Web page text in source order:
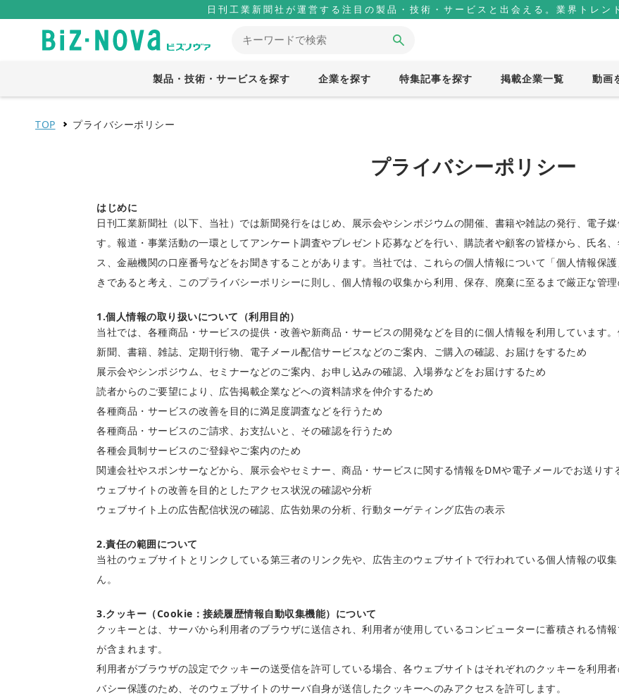
日刊工業新聞社が運営する注目の製品・技術・サービスと出会える。業界トレン
製品・技術・サービスを探す 企業を探す 特集記事を探す 掲載企業一覧 動画
TOP プライバシーポリシー
プライバシーポリシー
はじめに
日刊工業新聞社（以下、当社）では新聞発行をはじめ、展示会やシンポジウムの開催、書籍や雑誌の発行、電子
す。報道・事業活動の一環としてアンケート調査やプレゼント応募などを行い、購読者や顧客の皆様から、氏名
ス、金融機関の口座番号などをお聞きすることがあります。当社では、これらの個人情報について「個人情報保
きであると考え、このプライバシーポリシーに則し、個人情報の収集から利用、保存、廃棄に至るまで厳正な管理
1.個人情報の取り扱いについて（利用目的）
当社では、各種商品・サービスの提供・改善や新商品・サービスの開発などを目的に個人情報を利用しています。
新聞、書籍、雑誌、定期刊行物、電子メール配信サービスなどのご案内、ご購入の確認、お届けをするため
展示会やシンポジウム、セミナーなどのご案内、お申し込みの確認、入場券などをお届けするため
読者からのご要望により、広告掲載企業などへの資料請求を仲介するため
各種商品・サービスの改善を目的に満足度調査などを行うため
各種商品・サービスのご請求、お支払いと、その確認を行うため
各種会員制サービスのご登録やご案内のため
関連会社やスポンサーなどから、展示会やセミナー、商品・サービスに関する情報をDMや電子メールでお送りす
ウェブサイトの改善を目的としたアクセス状況の確認や分析
ウェブサイト上の広告配信状況の確認、広告効果の分析、行動ターゲティング広告の表示
2.責任の範囲について
当社のウェブサイトとリンクしている第三者のリンク先や、広告主のウェブサイトで行われている個人情報の収
ん。
3.クッキー（Cookie：接続履歴情報自動収集機能）について
クッキーとは、サーバから利用者のブラウザに送信され、利用者が使用しているコンピューターに蓄積される情
が含まれます。
利用者がブラウザの設定でクッキーの送受信を許可している場合、各ウェブサイトはそれぞれのクッキーを利用
バシー保護のため、そのウェブサイトのサーバ自身が送信したクッキーへのみアクセスを許可します。